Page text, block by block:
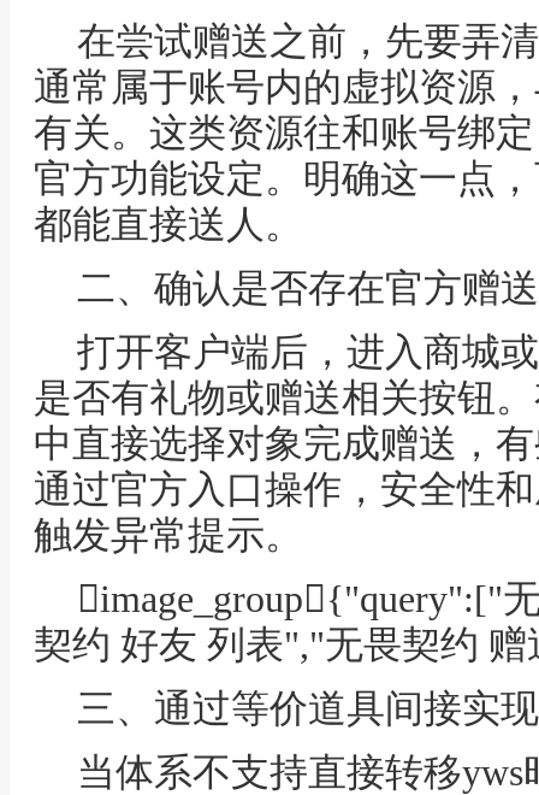
在尝试赠送之前，先要弄
通常属于账号内的虚拟资源
有关。这类资源往和账号绑
官方功能设定。明确这一点
都能直接送人。
二、确认是否存在官方赠
打开客户端后，进入商城
是否有礼物或赠送相关按钮
中直接选择对象完成赠送，
通过官方入口操作，安全性
触发异常提示。
image_group{"query":["
契约 好友 列表","无畏契约
三、通过等价道具间接实现
当体系不支持直接转移